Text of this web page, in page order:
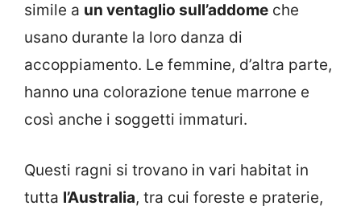
simile a un ventaglio sull’addome che
usano durante la loro danza di
accoppiamento. Le femmine, d’altra parte,
hanno una colorazione tenue marrone e
così anche i soggetti immaturi.
Questi ragni si trovano in vari habitat in
tutta l’Australia, tra cui foreste e praterie,